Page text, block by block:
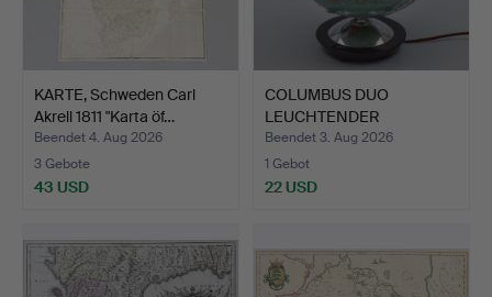
KARTE, Schweden Carl
Akrell 1811 "Karta öf…
Beendet 4. Aug 2026
3 Gebote
43 USD
COLUMBUS DUO
LEUCHTENDER
ERDGLOBUS, W. KAD…
Beendet 3. Aug 2026
1 Gebot
22 USD